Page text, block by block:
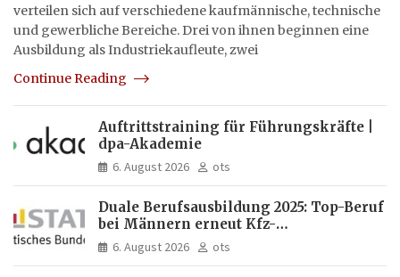
verteilen sich auf verschiedene kaufmännische, technische
und gewerbliche Bereiche. Drei von ihnen beginnen eine
Ausbildung als Industriekaufleute, zwei
Continue Reading
Auftrittstraining für Führungskräfte |
dpa-Akademie
6. August 2026 ots
Duale Berufsausbildung 2025: Top-Beruf
bei Männern erneut Kfz-
Mechatroniker, bei Frauen
medizinische Fachangestellte
6. August 2026 ots